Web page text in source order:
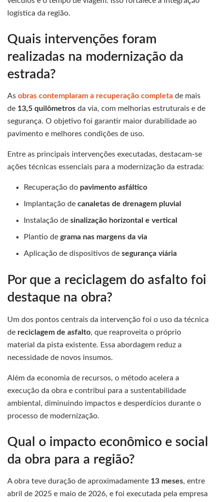
logística da região.
Quais intervenções foram
realizadas na modernização da
estrada?
As obras contemplaram a recuperação completa de mais
de 13,5 quilômetros da via, com melhorias estruturais e de
segurança. O objetivo foi garantir maior durabilidade ao
pavimento e melhores condições de uso.
Entre as principais intervenções executadas, destacam-se
ações técnicas essenciais para a modernização da estrada:
Recuperação do pavimento asfáltico
Implantação decanaletas de drenagem pluvial
Instalação desinalização horizontal e vertical
Plantio degrama nas margens da via
Aplicação de dispositivos desegurança viária
Por que a reciclagem do asfalto foi
destaque na obra?
Um dos pontos centrais da intervenção foi o uso da técnica
de reciclagem de asfalto, que reaproveita o próprio
material da pista existente. Essa abordagem reduz a
necessidade de novos insumos.
Além da economia de recursos, o método acelera a
execução da obra e contribui para a sustentabilidade
ambiental, diminuindo impactos e desperdícios durante o
processo de modernização.
Qual o impacto econômico e social
da obra para a região?
A obra teve duração de aproximadamente 13 meses, entre
abril de 2025 e maio de 2026, e foi executada pela empresa